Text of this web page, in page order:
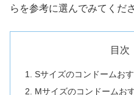
らを参考に選んでみてくだ
目次
Sサイズのコンドームお
Mサイズのコンドームお